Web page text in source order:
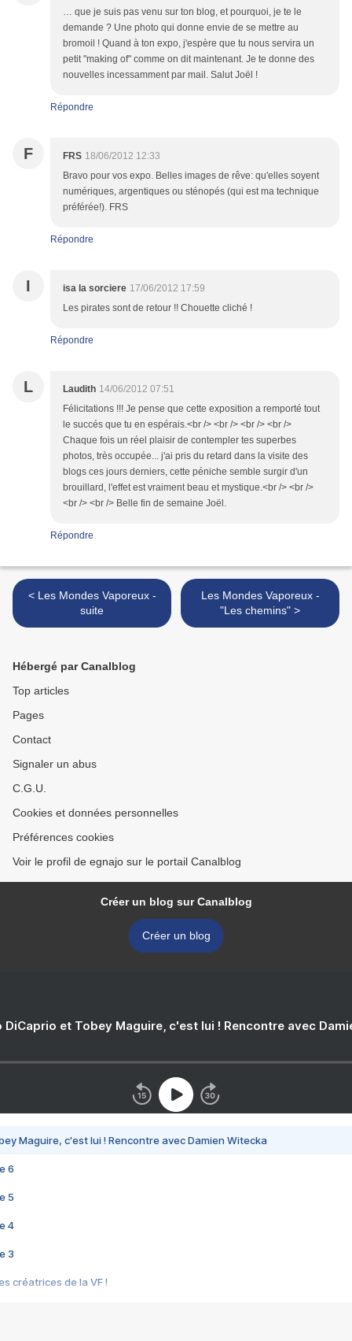
… que je suis pas venu sur ton blog, et pourquoi, je te le
demande ? Une photo qui donne envie de se mettre au
bromoil ! Quand à ton expo, j'espère que tu nous servira un
petit "making of" comme on dit maintenant. Je te donne des
nouvelles incessamment par mail. Salut Joël !
Répondre
F FRS 18/06/2012 12:33
Bravo pour vos expo. Belles images de rêve: qu'elles soyent
numériques, argentiques ou sténopés (qui est ma technique
préférée!). FRS
Répondre
I isa la sorciere 17/06/2012 17:59
Les pirates sont de retour !! Chouette cliché !
Répondre
L Laudith 14/06/2012 07:51
Félicitations !!! Je pense que cette exposition a remporté tout
le succés que tu en espérais.<br /> <br /> <br /> <br />
Chaque fois un réel plaisir de contempler tes superbes
photos, très occupée... j'ai pris du retard dans la visite des
blogs ces jours derniers, cette péniche semble surgir d'un
brouillard, l'effet est vraiment beau et mystique.<br /> <br />
<br /> <br /> Belle fin de semaine Joël.
Répondre
< Les Mondes Vaporeux -
suite
Les Mondes Vaporeux -
"Les chemins" >
Hébergé par Canalblog
Top articles
Pages
Contact
Signaler un abus
C.G.U.
Cookies et données personnelles
Préférences cookies
Voir le profil de egnajo sur le portail Canalblog
Créer un blog sur Canalblog
Créer un blog
DiCaprio et Tobey Maguire, c'est lui ! Rencontre avec
Maguire, c'est lui ! Rencontre avec Damien Witecka
6
5
4
3
créatrices de la VF !